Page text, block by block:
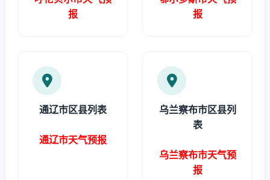
报
报
通辽市区县列表
通辽市天气预报
乌兰察布市区县列
表
乌兰察布市天气预
报